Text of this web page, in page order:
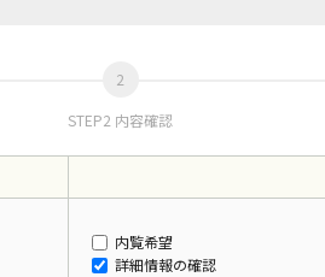
STEP2 内容確認
内覧希望
詳細情報の確認